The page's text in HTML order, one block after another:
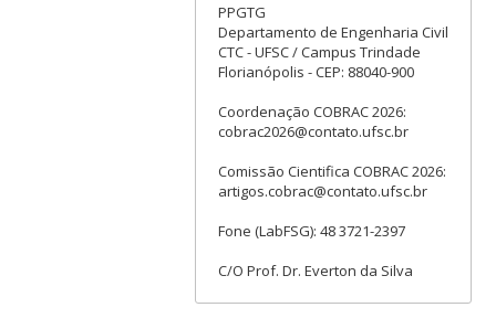
PPGTG
Departamento de Engenharia Civil
CTC - UFSC / Campus Trindade
Florianópolis - CEP: 88040-900
Coordenação COBRAC 2026:
cobrac2026@contato.ufsc.br
Comissão Cientifica COBRAC 2026:
artigos.cobrac@contato.ufsc.br
Fone (LabFSG): 48 3721-2397
C/O Prof. Dr. Everton da Silva